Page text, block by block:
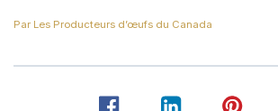
Par Les Producteurs d’œufs du Canada